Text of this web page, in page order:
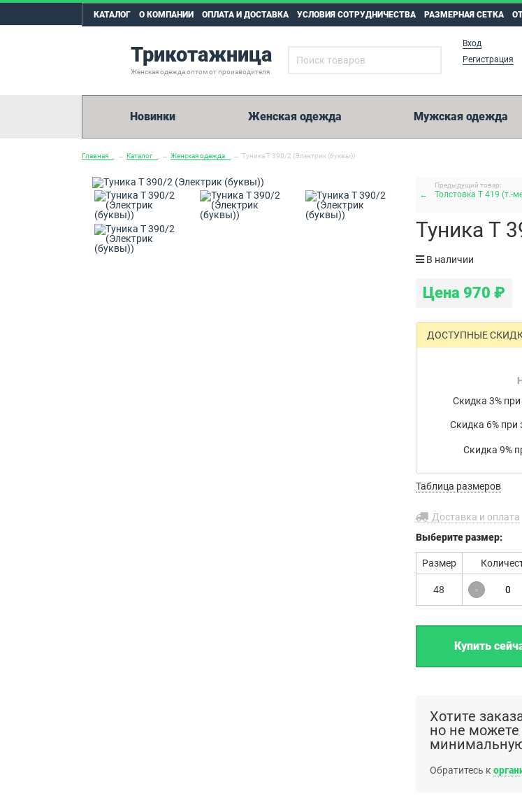
КАТАЛОГ О КОМПАНИИ ОПЛАТА И ДОСТАВКА УСЛОВИЯ СОТРУДНИЧЕСТВА РАЗМЕРНАЯ СЕТКА
Трикотажница
Женская одежда оптом от производителя
Вход
Регистрация
Новинки Женская одежда Мужская одежда
Главная → Каталог → Женская одежда → Туника Т 390/2 (Электрик (буквы))
←
Предыдущий товар:
Толстовка Т 419 (т.-
Туника Т
В наличии
Цена 970 ₽
ДОСТУПНЫЕ
Скидка 3%
Скидка 6% при
Скидка 9%
Таблица размеров
Доставка и оплата
Выберитеразмер:
Размер
48 -
Хотите
но не можете
Обратитесь к
Перевод на карту Сбербанк.
Иные способы оплаты.
Реквизиты на оплату мы
или по вашему
Бесплатная доставка до филиала
транспортной компании в г.